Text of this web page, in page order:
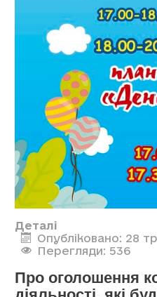
Деталі
Опубліковано: 28
Перегляди: 536
Про оголошення